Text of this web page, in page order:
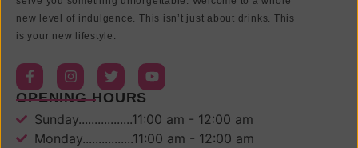
new level of indulgence. This isn’t just about drinks. This
is your new lifestyle.
OPENING HOURS
Sunday.................11:00 am - 12:00 am
Monday................11:00 am - 12:00 am